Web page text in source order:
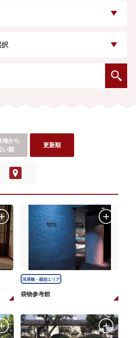
地から
い順
更新順
浅草橋・蔵前エリア
袋物参考館